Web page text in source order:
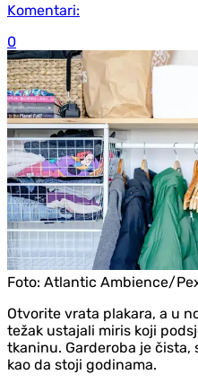
Komentari:
0
Foto: Atlantic Ambience/
Otvorite vrata plakara, a u
težak ustajali miris koji
tkaninu. Garderoba je čista,
kao da stoji godinama.